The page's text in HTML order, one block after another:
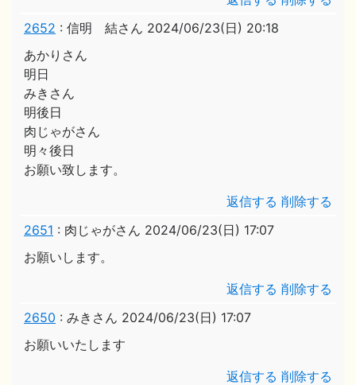
2652 : 信明 結さん 2024/06/23(日) 20:18
あかりさん
明日
みきさん
明後日
肉じゃがさん
明々後日
お願い致します。
返信する 削除する
2651 : 肉じゃがさん 2024/06/23(日) 17:07
お願いします。
返信する 削除する
2650 : みきさん 2024/06/23(日) 17:07
お願いいたします
返信する 削除する